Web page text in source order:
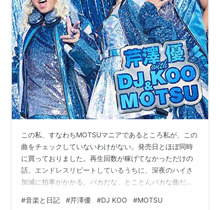
この私、すなわちMOTSUマニアであるところ私が、この
曲をチェックしていないわけがない。発売日とほぼ同時
に買っておりました。再生回数が稼げてなかっただけの
話。エンドレスリピートしているうちに、深夜のハイさ
加減に拍車がかかる。バカだな、とことんバカな曲だ
でありますから、これは間違いなくMOTSU先生の本懐で
#音楽と日記 #芹澤優 #DJ KOO #MOTSU